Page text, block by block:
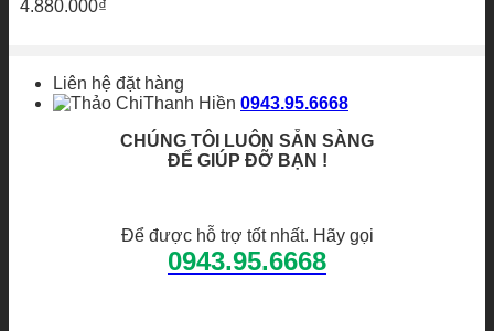
4.880.000₫
Liên hệ đặt hàng
Thanh Hiền 0943.95.6668
CHÚNG TÔI LUÔN SẴN SÀNG
ĐỂ GIÚP ĐỠ BẠN !
Để được hỗ trợ tốt nhất. Hãy gọi
0943.95.6668